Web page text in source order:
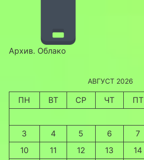
Архив. Облако
АВГУСТ 2026
ПН ВТ СР ЧТ ПТ
3
4 5 6 7
10
11 12 13 14